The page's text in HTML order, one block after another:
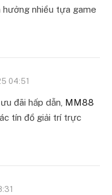
nhiều tựa game
04:51
đãi hấp dẫn, MM88
tín đồ giải trí trực